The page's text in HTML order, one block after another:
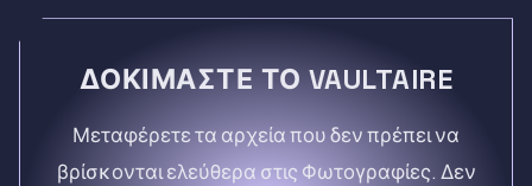
ΔΟΚΙΜΆΣΤΕ ΤΟ VAULTAIRE
Μεταφέρετε τα αρχεία που δεν πρέπει να
βρίσκονται ελεύθερα στις Φωτογραφίες. Δεν